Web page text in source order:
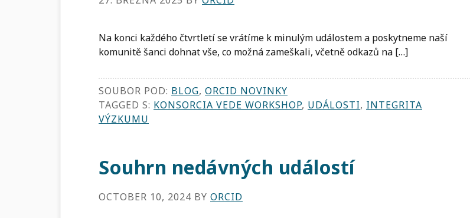
Na konci každého čtvrtletí se vrátíme k minulým událostem a poskytneme naší
komunitě šanci dohnat vše, co možná zameškali, včetně odkazů na […]
SOUBOR POD: BLOG, ORCID NOVINKY
TAGGED S: KONSORCIA VEDE WORKSHOP, UDÁLOSTI, INTEGRITA
VÝZKUMU
Souhrn nedávných událostí
OCTOBER 10, 2024 BY ORCID